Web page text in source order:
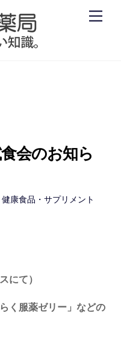
会のお知ら
,健康食品・サプリメント
にて）
く服薬ゼリー」などの